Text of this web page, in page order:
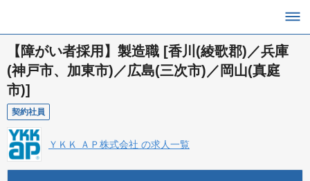
【障がい者採用】製造職 [香川(綾歌郡)／兵庫
(神戸市、加東市)／広島(三次市)／岡山(真庭
市)]
契約社員
ＹＫＫ ＡＰ株式会社 の求人一覧